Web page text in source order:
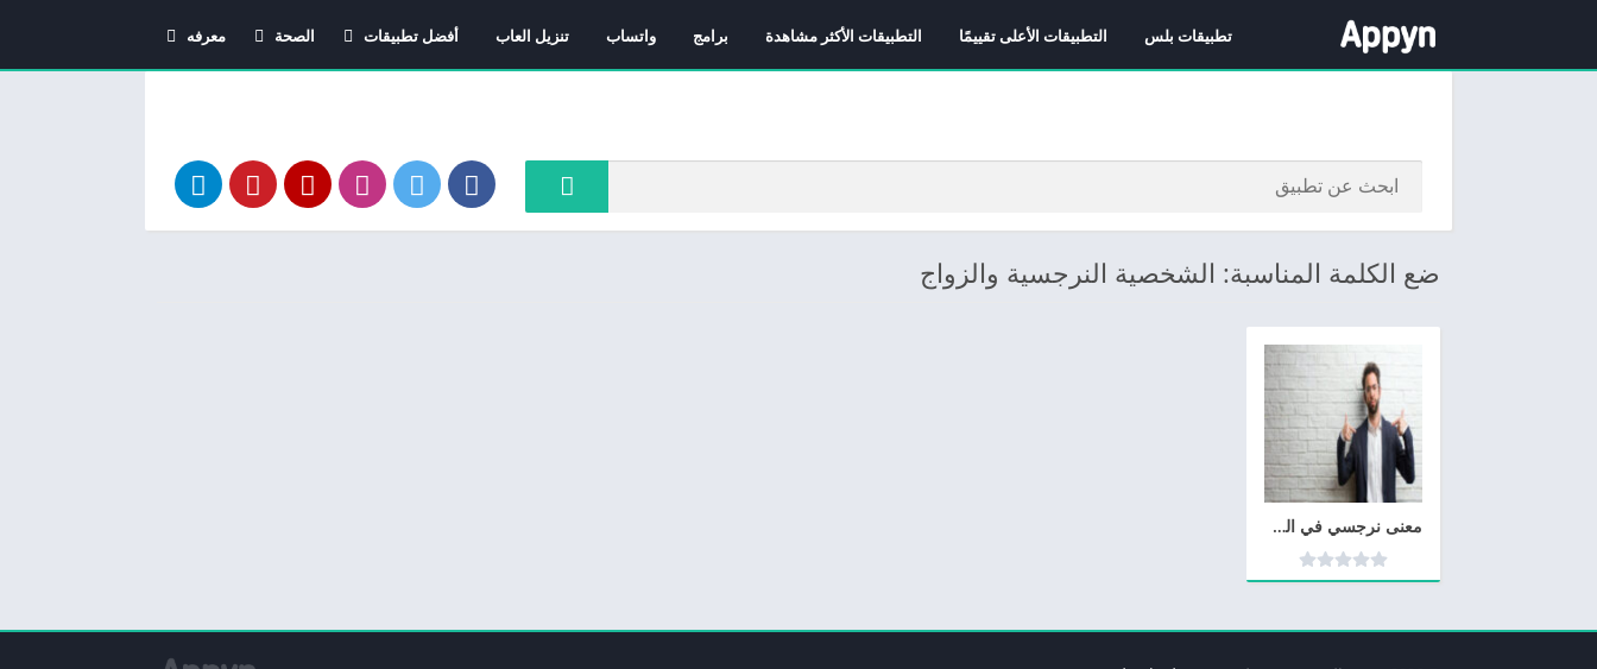
تطبيقات بلس التطبيقات الأعلى تقييمًا التطبيقات الأكثر مشاهدة برامج واتساب تنزيل العاب
أفضل تطبيقات
اندرويد
الصحة
دليل الأدوية
معرفه
معاني الاسماء
ضع الكلمة المناسبة: الشخصية النرجسية والزواج
معنى نرجسي في المعجم و أعراض الشخصية النرجسية